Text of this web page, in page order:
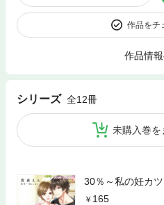
作品をチ
作品情
シリーズ 全12冊
未購入巻を
30％～私の妊カ
165